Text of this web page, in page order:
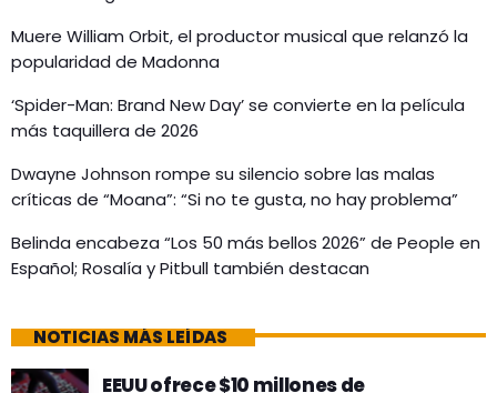
Muere William Orbit, el productor musical que relanzó la
popularidad de Madonna
‘Spider-Man: Brand New Day’ se convierte en la película
más taquillera de 2026
Dwayne Johnson rompe su silencio sobre las malas
críticas de “Moana”: “Si no te gusta, no hay problema”
Belinda encabeza “Los 50 más bellos 2026” de People en
Español; Rosalía y Pitbull también destacan
NOTICIAS MÁS LEÍDAS
EEUU ofrece $10 millones de